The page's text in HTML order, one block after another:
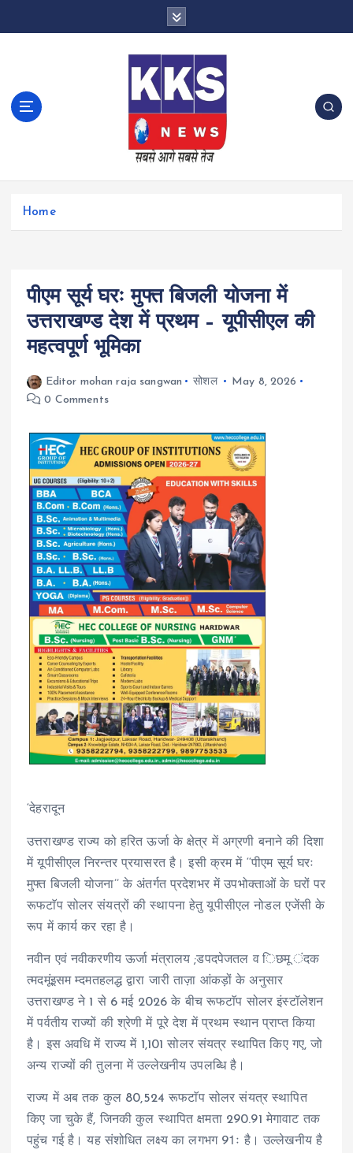
Home
पीएम सूर्य घरः मुफ्त बिजली योजना में
उत्तराखण्ड देश में प्रथम – यूपीसीएल की
महत्वपूर्ण भूमिका
Editor mohan raja sangwan सोशल
May 8, 2026
0 Comments
‘देहरादून
उत्तराखण्ड राज्य को हरित ऊर्जा के क्षेत्र में अग्रणी बनाने की दिशा
में यूपीसीएल निरन्तर प्रयासरत है। इसी क्रम में ‘‘पीएम सूर्य घरः
मुफ्त बिजली योजना’’ के अंतर्गत प्रदेशभर में उपभोक्ताओं के घरों पर
रूफटाॅप सोलर संयत्रों की स्थापना हेतु यूपीसीएल नोडल एजेंसी के
रूप में कार्य कर रहा है।
नवीन एवं नवीकरणीय ऊर्जा मंत्रालय ;डपदपेजतल व िछमू ंदक
त्मदमूंइसम म्दमतहलद्ध द्वारा जारी ताज़ा आंकड़ों के अनुसार
उत्तराखण्ड ने 1 से 6 मई 2026 के बीच रूफटाॅप सोलर इंस्टॉलेशन
में पर्वतीय राज्यों की श्रेणी में पूरे देश में प्रथम स्थान प्राप्त किया
है। इस अवधि में राज्य में 1,101 सोलर संयत्र स्थापित किए गए, जो
अन्य राज्यों की तुलना में उल्लेखनीय उपलब्धि है।
राज्य में अब तक कुल 80,524 रूफटाॅप सोलर संयत्र स्थापित
किए जा चुके हैं, जिनकी कुल स्थापित क्षमता 290.91 मेगावाट तक
पहुंच गई है। यह संशोधित लक्ष्य का लगभग 91ः है। उल्लेखनीय है